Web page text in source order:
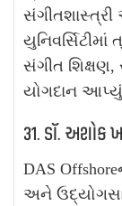
સંગીતશાસ્ત્રી
સંગીત
યોગદાન
31. ડૉ. અશોક
DAS
અને